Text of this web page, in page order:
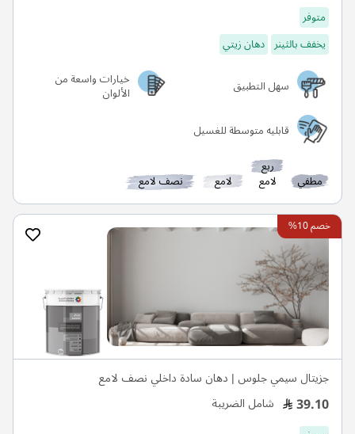
متوفر
يخفف بالثينر دهان زيتي
سهل التطبيق
خيارات واسعة من
الألوان
قابليه متوسطة للغسيل
مطفي
ربع
لامع لامع نصف لامع
خصم 10%
جزيتال سيمي جلوس | دهان سادة داخلي نصف لامع
39.10 شامل الضريبة